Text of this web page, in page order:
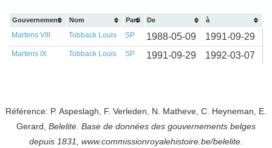
Gouvernement Nom Parti De à
Martens VIII Tobback Louis SP 1988-05-09 1991-09-29
Martens IX Tobback Louis SP 1991-09-29 1992-03-07
Référence: P. Aspeslagh, F. Verleden, N. Matheve, C. Heyneman, E.
Gerard, Belelite. Base de données des gouvernements belges
depuis 1831, www.commissionroyalehistoire.be/belelite